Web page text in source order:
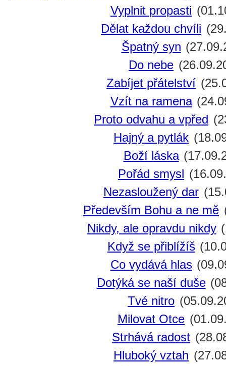
Vyplnit propasti
Dělat každou chvíli
Špatný syn
Do nebe
Zabíjet přátelství
Vzít na ramena
Proto odvahu a vpřed
Hajný a pytlák
Boží láska
Pořád smysl
Nezasloužený dar
Především Bohu a ne mě
Nikdy, ale opravdu nikdy
Když se přiblížíš
Co vydává hlas
Dotýká se naší duše
Tvé nitro
Milovat Otce
Strhává radost
Hluboký vztah